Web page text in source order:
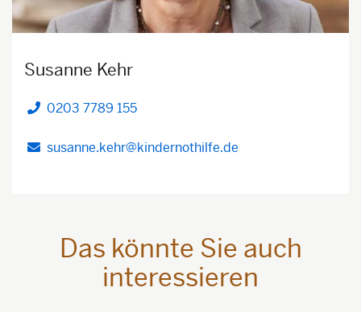
Susanne Kehr
Telefon
0203 7789 155
susanne.kehr@kindernothilfe.de
Das könnte Sie auch
interessieren